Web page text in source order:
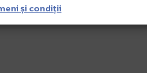
și condiții